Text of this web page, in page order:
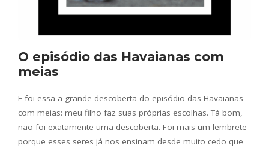
O episódio das Havaianas com
meias
E foi essa a grande descoberta do episódio das Havaianas
com meias: meu filho faz suas próprias escolhas. Tá bom,
não foi exatamente uma descoberta. Foi mais um lembrete
porque esses seres já nos ensinam desde muito cedo que